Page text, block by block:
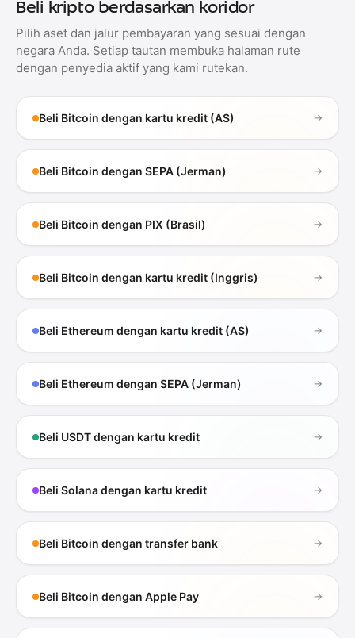
Beli kripto berdasarkan koridor
Pilih aset dan jalur pembayaran yang sesuai dengan
negara Anda. Setiap tautan membuka halaman rute
dengan penyedia aktif yang kami rutekan.
Beli Bitcoin dengan kartu kredit (AS) →
Beli Bitcoin dengan SEPA (Jerman) →
Beli Bitcoin dengan PIX (Brasil) →
Beli Bitcoin dengan kartu kredit (Inggris) →
Beli Ethereum dengan kartu kredit (AS) →
Beli Ethereum dengan SEPA (Jerman) →
Beli USDT dengan kartu kredit →
Beli Solana dengan kartu kredit →
Beli Bitcoin dengan transfer bank →
Beli Bitcoin dengan Apple Pay →